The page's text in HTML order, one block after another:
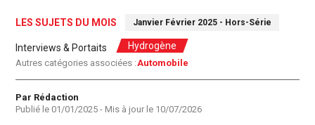
LES SUJETS DU MOIS Janvier Février 2025 - Hors-Série
Interviews & Portaits Hydrogène
Autres catégories associées :Automobile
Auteur
Par Rédaction
Publié le 01/01/2025 - Mis à jour le 10/07/2026